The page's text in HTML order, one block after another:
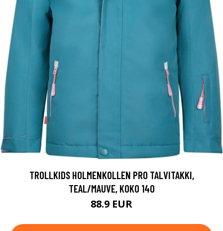
TROLLKIDS HOLMENKOLLEN PRO TALVITAKKI,
TEAL/MAUVE, KOKO 140
88.9 EUR